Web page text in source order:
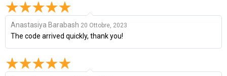
Anastasiya Barabash 20 Ottobre, 2023
The code arrived quickly, thank you!